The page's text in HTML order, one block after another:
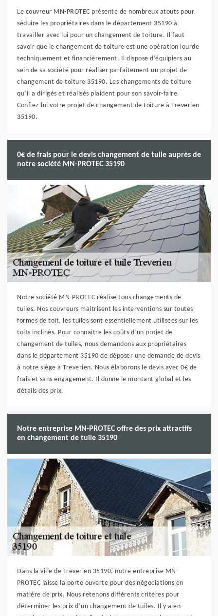
Le couvreur MN-PROTEC présente de nombreux atouts pour
séduire les propriétaires dans le département 35190 à
travailler avec lui pour un changement de toiture. Il faut
savoir que le changement de toiture est une opération lourde
techniquement et financièrement. Il dispose d’équipiers au
sein de sa société pour réaliser parfaitement un projet de
changement de toiture 35190. Les changements de toiture
qu’il a dirigés et réalisés plaident pour son savoir-faire.
Confiez-lui votre projet de changement de toiture à Treverien
35190.
0€ de frais pour le devis changement de tuile auprès de
notre société MN-PROTEC 35190
Notre société MN-PROTEC réalise tous changements de
tuiles. Nos couvreurs maitrisent les interventions sur toutes
formes de toit, les tuiles sont essentiellement utilisées sur les
toits inclinés. Pour connaitre les coûts d’un projet de
changement de tuiles, nous demandons aux propriétaires
dans le département 35190 de déposer une demande de devis
à notre siège à Treverien. Nous élaborons le devis avec 0€ de
frais et sans engagement. Il donne le montant global et les
détails des prix.
Notre entreprise MN-PROTEC offre des prix attractifs
en changement de tuile 35190
Dans la ville de Treverien 35190, notre entreprise MN-
PROTEC laisse la porte ouverte pour des négociations en
matière de prix. Nous retenons différents critères pour
déterminer les prix d’un changement de tuiles. Il y a en